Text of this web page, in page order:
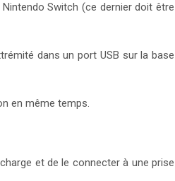
Switch (ce dernier doit être
dans un port USB sur la base
en même temps.
et de le connecter à une prise